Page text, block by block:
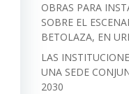
OBRAS PARA
SOBRE EL
BETOLAZA, EN
LAS
UNA SEDE
2030